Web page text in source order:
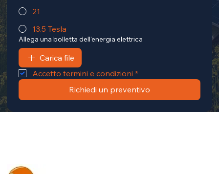
21
13.5 Tesla
Allega una bolletta dell'energia elettrica
Carica file
Accetto termini e condizioni *
Richiedi un preventivo